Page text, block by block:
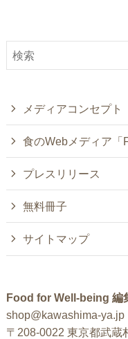
メディアコンセプト
食のWebメディア「
プレスリリース
無料冊子
サイトマップ
Food for Well-being 編
shop@kawashima-ya.jp
〒208-0022 東京都武蔵